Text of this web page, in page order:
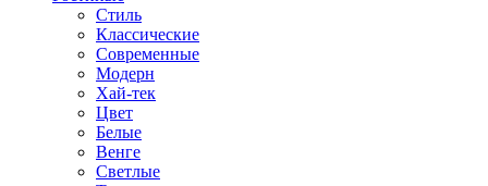
Стиль
Классические
Современные
Модерн
Хай-тек
Цвет
Белые
Венге
Светлые